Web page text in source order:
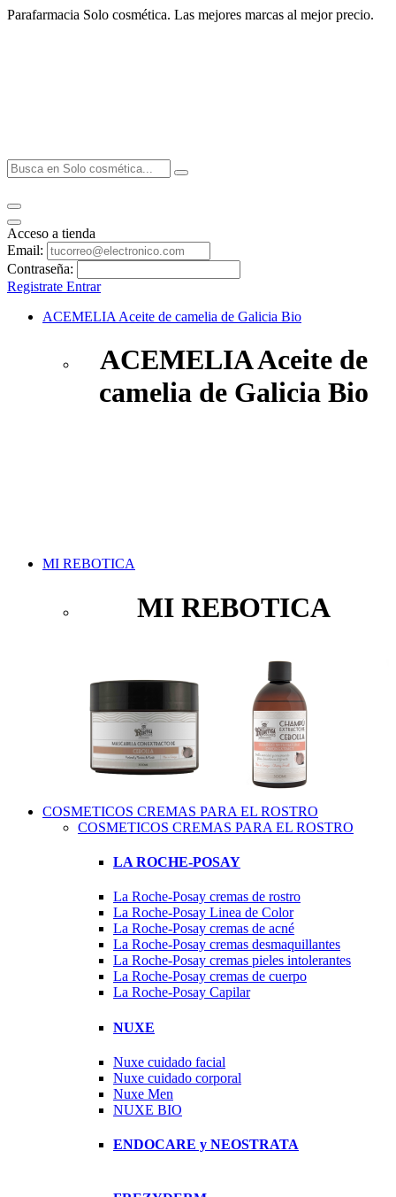
Parafarmacia Solo cosmética. Las mejores marcas al mejor precio.
Acceso a tienda
Email:
Contraseña:
Registrate Entrar
ACEMELIA Aceite de camelia de Galicia Bio
ACEMELIA Aceite de
camelia de Galicia Bio
MI REBOTICA
MI REBOTICA
COSMETICOS CREMAS PARA EL ROSTRO
COSMETICOS CREMAS PARA EL ROSTRO
LA ROCHE-POSAY
La Roche-Posay cremas de rostro
La Roche-Posay Linea de Color
La Roche-Posay cremas de acné
La Roche-Posay cremas desmaquillantes
La Roche-Posay cremas pieles intolerantes
La Roche-Posay cremas de cuerpo
La Roche-Posay Capilar
NUXE
Nuxe cuidado facial
Nuxe cuidado corporal
Nuxe Men
NUXE BIO
ENDOCARE y NEOSTRATA